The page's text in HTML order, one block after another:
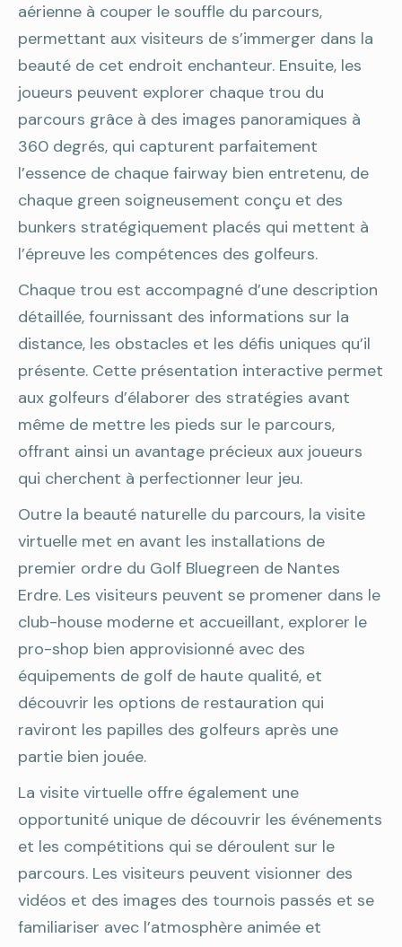
aérienne à couper le souffle du parcours,
permettant aux visiteurs de s’immerger dans la
beauté de cet endroit enchanteur. Ensuite, les
joueurs peuvent explorer chaque trou du
parcours grâce à des images panoramiques à
360 degrés, qui capturent parfaitement
l’essence de chaque fairway bien entretenu, de
chaque green soigneusement conçu et des
bunkers stratégiquement placés qui mettent à
l’épreuve les compétences des golfeurs.
Chaque trou est accompagné d’une description
détaillée, fournissant des informations sur la
distance, les obstacles et les défis uniques qu’il
présente. Cette présentation interactive permet
aux golfeurs d’élaborer des stratégies avant
même de mettre les pieds sur le parcours,
offrant ainsi un avantage précieux aux joueurs
qui cherchent à perfectionner leur jeu.
Outre la beauté naturelle du parcours, la visite
virtuelle met en avant les installations de
premier ordre du Golf Bluegreen de Nantes
Erdre. Les visiteurs peuvent se promener dans le
club-house moderne et accueillant, explorer le
pro-shop bien approvisionné avec des
équipements de golf de haute qualité, et
découvrir les options de restauration qui
raviront les papilles des golfeurs après une
partie bien jouée.
La visite virtuelle offre également une
opportunité unique de découvrir les événements
et les compétitions qui se déroulent sur le
parcours. Les visiteurs peuvent visionner des
vidéos et des images des tournois passés et se
familiariser avec l’atmosphère animée et